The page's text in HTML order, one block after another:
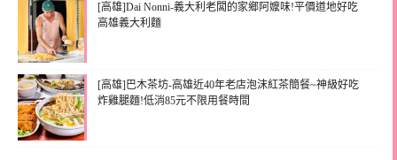
[高雄]Dai Nonni-義大利老闆的家鄉阿嬤味!平價道地好吃
高雄義大利麵
[高雄]巴木茶坊-高雄近40年老店泡沫紅茶簡餐~神級好吃
炸雞腿麵!低消85元不限用餐時間